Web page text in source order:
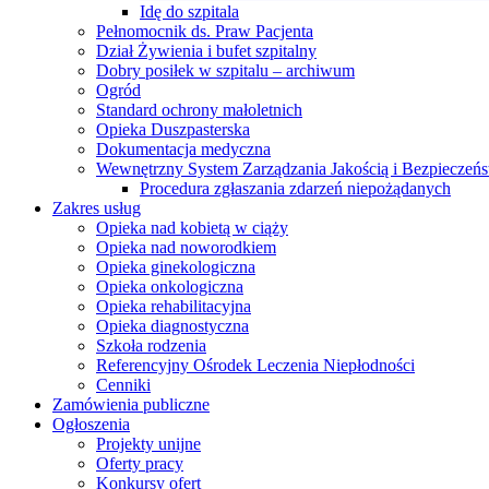
Idę do szpitala
Pełnomocnik ds. Praw Pacjenta
Dział Żywienia i bufet szpitalny
Dobry posiłek w szpitalu – archiwum
Ogród
Standard ochrony małoletnich
Opieka Duszpasterska
Dokumentacja medyczna
Wewnętrzny System Zarządzania Jakością i
Procedura zgłaszania zdarzeń niepożądanych
Zakres usług
Opieka nad kobietą w ciąży
Opieka nad noworodkiem
Opieka ginekologiczna
Opieka onkologiczna
Opieka rehabilitacyjna
Opieka diagnostyczna
Szkoła rodzenia
Referencyjny Ośrodek Leczenia Niepłodności
Cenniki
Zamówienia publiczne
Ogłoszenia
Projekty unijne
Oferty pracy
Konkursy ofert